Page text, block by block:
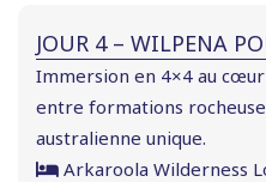
JOUR 4 – WILPENA
Immersion en 4×4 au
entre formations
australienne unique.
Arkaroola Wilderness